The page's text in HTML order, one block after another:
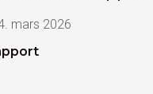
mars 2026